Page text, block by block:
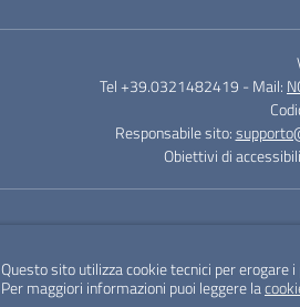
Tel +39.0321482419 - Mail:
Responsabile sito:
Obiettivi di
Questo sito utilizza cookie tecnici per erogare
Per maggiori informazioni puoi leggere la